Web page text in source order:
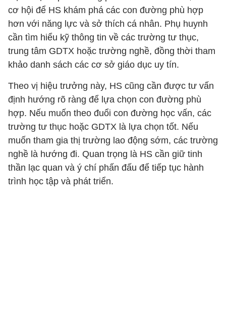
cơ hội để HS khám phá các con đường phù hợp
hơn với năng lực và sở thích cá nhân. Phụ huynh
cần tìm hiểu kỹ thông tin về các trường tư thục,
trung tâm GDTX hoặc trường nghề, đồng thời tham
khảo danh sách các cơ sở giáo dục uy tín.
Theo vị hiệu trưởng này, HS cũng cần được tư vấn
định hướng rõ ràng để lựa chọn con đường phù
hợp. Nếu muốn theo đuổi con đường học vấn, các
trường tư thục hoặc GDTX là lựa chọn tốt. Nếu
muốn tham gia thị trường lao động sớm, các trường
nghề là hướng đi. Quan trọng là HS cần giữ tinh
thần lạc quan và ý chí phấn đấu để tiếp tục hành
trình học tập và phát triển.